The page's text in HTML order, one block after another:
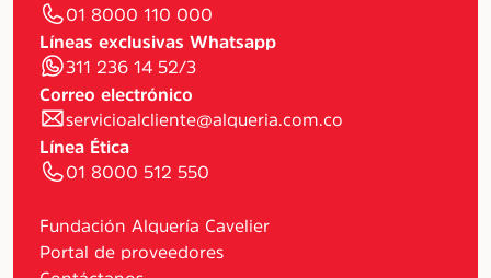
01 8000 110 000
Líneas exclusivas Whatsapp
311 236 14 52/3
Correo electrónico
servicioalcliente@alqueria.com.co
Línea Ética
01 8000 512 550
Fundación Alquería Cavelier
Portal de proveedores